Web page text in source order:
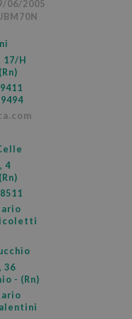
06/2005
H
4
36
- (Rn)
PHP.net